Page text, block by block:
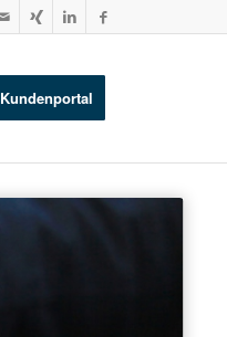
Kundenportal